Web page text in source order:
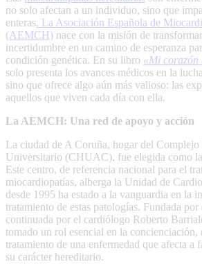
no solo afectan a un individuo, sino que
enteras. La Asociación Española de
(AEMCH) nace con la misión de
incertidumbre en un camino de esperanza
condición genética. En su libro «Mi corazón
solo presenta los avances médicos en la
sino que ofrece algo aún más valioso: las
aquellos que viven cada día con ella.
La AEMCH: Una red de apoyo y acción
La ciudad de A Coruña, hogar del
Universitario (CHUAC), fue elegida como
Este centro, de referencia nacional para el
miocardiopatías, alberga la Unidad de
desde 1995 ha estado a la vanguardia en la
tratamiento de estas patologías. Fundada
continuada por el cardiólogo Roberto
tomado un rol esencial en la concienciación,
tratamiento de una enfermedad que afecta a
su carácter hereditario.